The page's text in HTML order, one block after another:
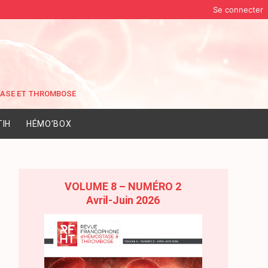
Se connecter
HÉMO’BOX
VOLUME 8 – NUMÉRO 2
Avril-Juin 2026